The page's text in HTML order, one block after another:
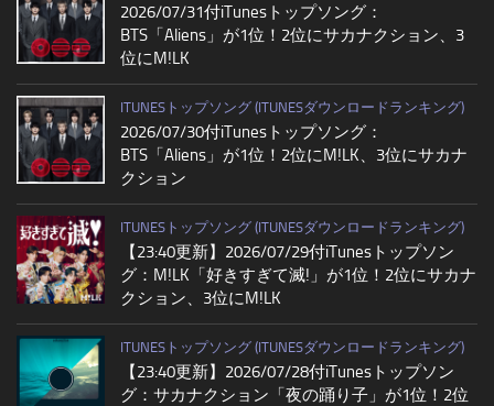
2026/07/31付iTunesトップソング：
BTS「Aliens」が1位！2位にサカナクション、3
位にM!LK
ITUNESトップソング (ITUNESダウンロードランキング)
2026/07/30付iTunesトップソング：
BTS「Aliens」が1位！2位にM!LK、3位にサカナ
クション
ITUNESトップソング (ITUNESダウンロードランキング)
【23:40更新】2026/07/29付iTunesトップソン
グ：M!LK「好きすぎて滅!」が1位！2位にサカナ
クション、3位にM!LK
ITUNESトップソング (ITUNESダウンロードランキング)
【23:40更新】2026/07/28付iTunesトップソン
グ：サカナクション「夜の踊り子」が1位！2位